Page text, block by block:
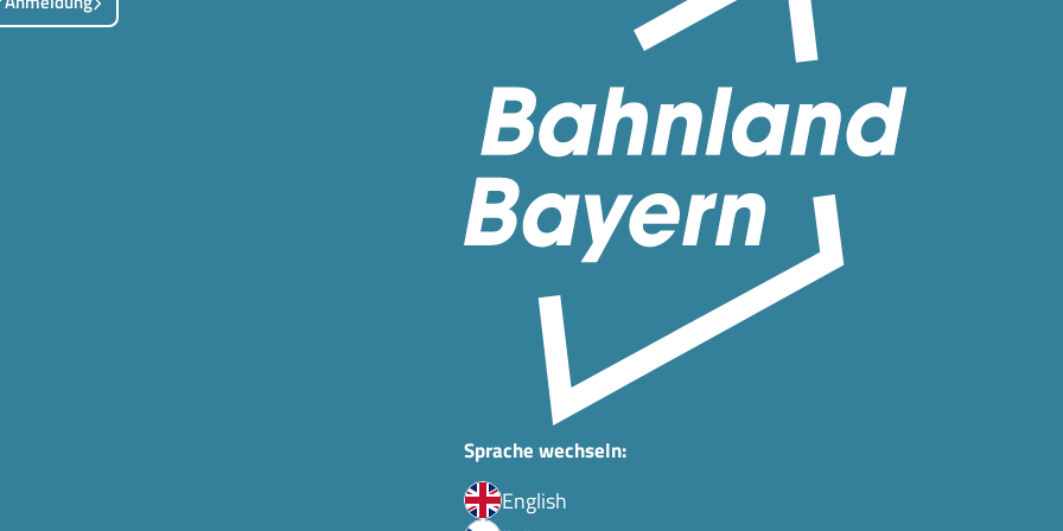
Sprache wechseln:
English